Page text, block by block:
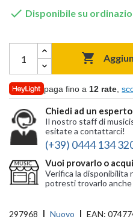
 Disponibile su

paga fino a 12 rate ,
Chiedi ad un esperto
Il nostro staff di
esitate a contattarci!
(+39) 0444 134
Vuoi provarlo o
Verifica la disponibilita
potresti trovarlo
297968 Nuovo EAN: